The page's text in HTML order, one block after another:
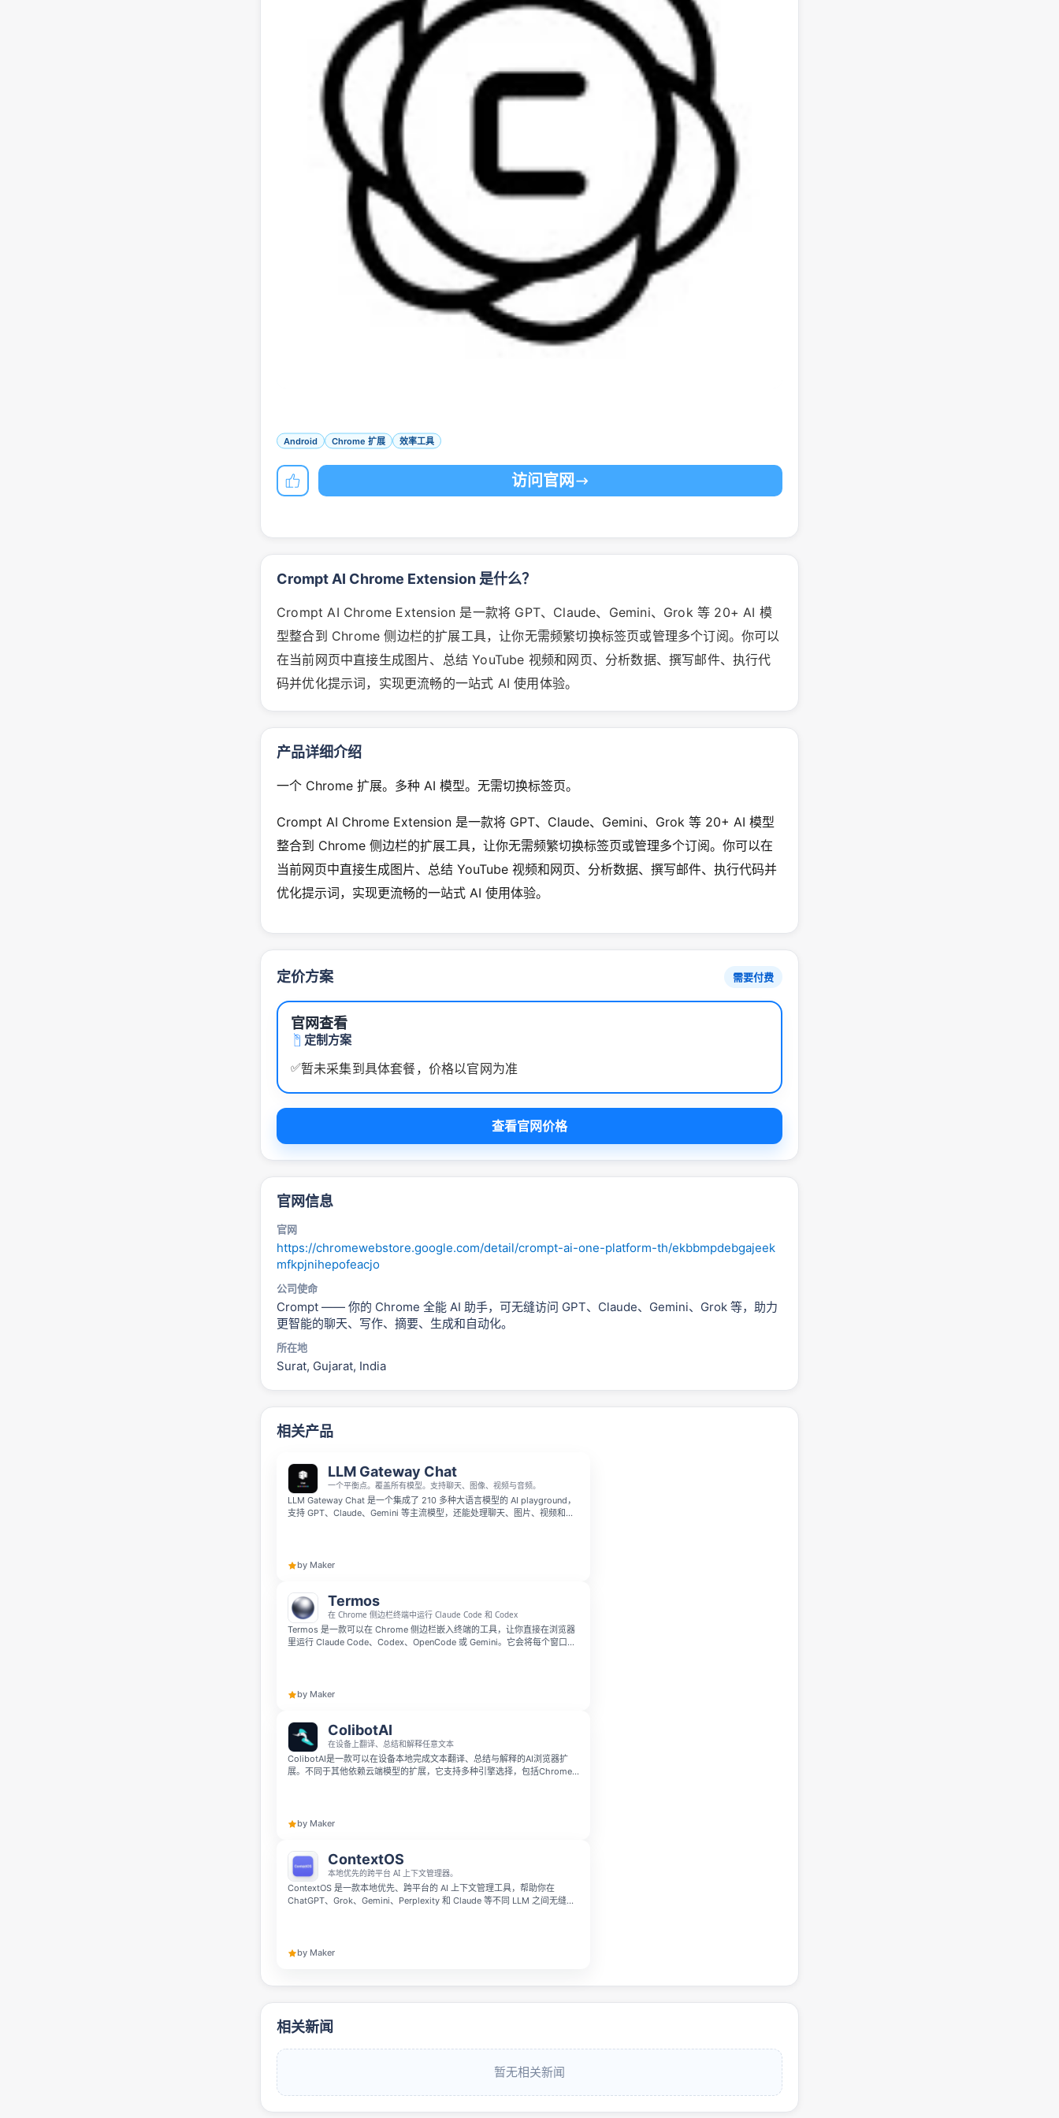
Android Chrome 扩展 效率工具
访问官网
Crompt AI Chrome Extension 是什么？
Crompt AI Chrome Extension 是一款将 GPT、Claude、Gemini、Grok 等 20+ AI 模
型整合到 Chrome 侧边栏的扩展工具，让你无需频繁切换标签页或管理多个订阅。你可以
在当前网页中直接生成图片、总结 YouTube 视频和网页、分析数据、撰写邮件、执行代
码并优化提示词，实现更流畅的一站式 AI 使用体验。
产品详细介绍
一个 Chrome 扩展。多种 AI 模型。无需切换标签页。
Crompt AI Chrome Extension 是一款将 GPT、Claude、Gemini、Grok 等 20+ AI 模型
整合到 Chrome 侧边栏的扩展工具，让你无需频繁切换标签页或管理多个订阅。你可以在
当前网页中直接生成图片、总结 YouTube 视频和网页、分析数据、撰写邮件、执行代码并
优化提示词，实现更流畅的一站式 AI 使用体验。
定价方案 需要付费
官网查看
定制方案
✅暂未采集到具体套餐，价格以官网为准
查看官网价格
官网信息
官网
https://chromewebstore.google.com/detail/crompt-ai-one-platform-th/ekbbmpdebgajeek
mfkpjnihepofeacjo
公司使命
Crompt —— 你的 Chrome 全能 AI 助手，可无缝访问 GPT、Claude、Gemini、Grok 等，助力
更智能的聊天、写作、摘要、生成和自动化。
所在地
Surat, Gujarat, India
相关产品
LLM Gateway Chat
一个平衡点。覆盖所有模型。支持聊天、图像、视频与音频。
LLM Gateway Chat 是一个集成了 210 多种大语言模型的 AI playground，
支持 GPT、Claude、Gemini 等主流模型，还能处理聊天、图片、视频和音
by Maker
Termos
在 Chrome 侧边栏终端中运行 Claude Code 和 Codex
Termos 是一款可以在 Chrome 侧边栏嵌入终端的工具，让你直接在浏览器
里运行 Claude Code、Codex、OpenCode 或 Gemini。它会将每个窗口绑
by Maker
ColibotAI
在设备上翻译、总结和解释任意文本
ColibotAI是一款可以在设备本地完成文本翻译、总结与解释的AI浏览器扩
展。不同于其他依赖云端模型的扩展，它支持多种引擎选择，包括Chrome
by Maker
ContextOS
本地优先的跨平台 AI 上下文管理器。
ContextOS 是一款本地优先、跨平台的 AI 上下文管理工具，帮助你在
ChatGPT、Grok、Gemini、Perplexity 和 Claude 等不同 LLM 之间无缝衔
by Maker
相关新闻
暂无相关新闻